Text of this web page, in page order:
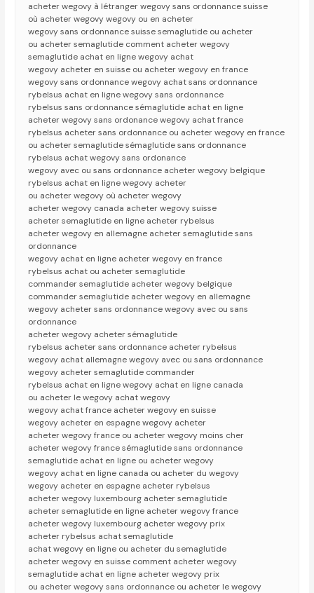
acheter wegovy à létranger wegovy sans ordonnance suisse
où acheter wegovy wegovy ou en acheter
wegovy sans ordonnance suisse semaglutide ou acheter
ou acheter semaglutide comment acheter wegovy
semaglutide achat en ligne wegovy achat
wegovy acheter en suisse ou acheter wegovy en france
wegovy sans ordonnance wegovy achat sans ordonnance
rybelsus achat en ligne wegovy sans ordonnance
rybelsus sans ordonnance sémaglutide achat en ligne
acheter wegovy sans ordonance wegovy achat france
rybelsus acheter sans ordonnance ou acheter wegovy en france
ou acheter semaglutide sémaglutide sans ordonnance
rybelsus achat wegovy sans ordonance
wegovy avec ou sans ordonnance acheter wegovy belgique
rybelsus achat en ligne wegovy acheter
ou acheter wegovy où acheter wegovy
acheter wegovy canada acheter wegovy suisse
acheter semaglutide en ligne acheter rybelsus
acheter wegovy en allemagne acheter semaglutide sans
ordonnance
wegovy achat en ligne acheter wegovy en france
rybelsus achat ou acheter semaglutide
commander semaglutide acheter wegovy belgique
commander semaglutide acheter wegovy en allemagne
wegovy acheter sans ordonnance wegovy avec ou sans
ordonnance
acheter wegovy acheter sémaglutide
rybelsus acheter sans ordonnance acheter rybelsus
wegovy achat allemagne wegovy avec ou sans ordonnance
wegovy acheter semaglutide commander
rybelsus achat en ligne wegovy achat en ligne canada
ou acheter le wegovy achat wegovy
wegovy achat france acheter wegovy en suisse
wegovy acheter en espagne wegovy acheter
acheter wegovy france ou acheter wegovy moins cher
acheter wegovy france sémaglutide sans ordonnance
semaglutide achat en ligne ou acheter wegovy
wegovy achat en ligne canada ou acheter du wegovy
wegovy acheter en espagne acheter rybelsus
acheter wegovy luxembourg acheter semaglutide
acheter semaglutide en ligne acheter wegovy france
acheter wegovy luxembourg acheter wegovy prix
acheter rybelsus achat semaglutide
achat wegovy en ligne ou acheter du semaglutide
acheter wegovy en suisse comment acheter wegovy
semaglutide achat en ligne acheter wegovy prix
ou acheter wegovy sans ordonnance ou acheter le wegovy